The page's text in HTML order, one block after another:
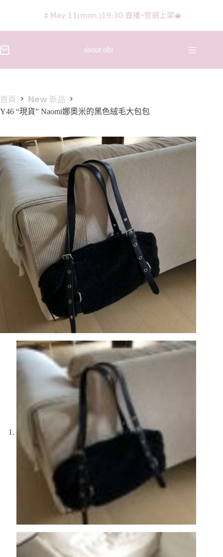
🌷𝖬𝖺𝗒 𝟣𝟣(𝗆𝗈𝗇.)𝟣𝟫:𝟥𝟢 直播+官網上架🫖
about obi
首頁
𝗡𝗲𝘄 新品
Y46 “現貨” Naomi娜奧米的黑色絨毛大包包